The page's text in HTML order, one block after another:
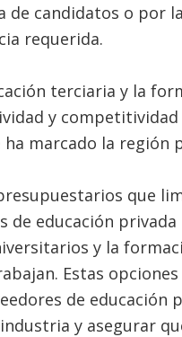
de candidatos o por
requerida.
terciaria y la
y
marcado la región
que
de educación
y la
Estas
de
y asegurar